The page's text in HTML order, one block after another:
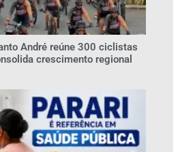
André reúne 300 ciclistas
crescimento regional